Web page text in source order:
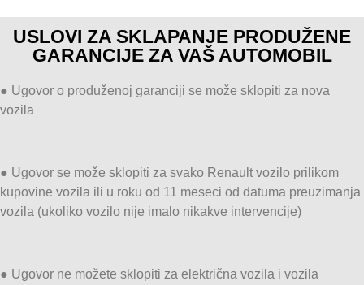
USLOVI ZA SKLAPANJE PRODUŽENE
GARANCIJE ZA VAŠ AUTOMOBIL
● Ugovor o produženoj garanciji se može sklopiti za nova
vozila
● Ugovor se može sklopiti za svako Renault vozilo prilikom
kupovine vozila ili u roku od 11 meseci od datuma preuzimanja
vozila (ukoliko vozilo nije imalo nikakve intervencije)
● Ugovor ne možete sklopiti za električna vozila i vozila